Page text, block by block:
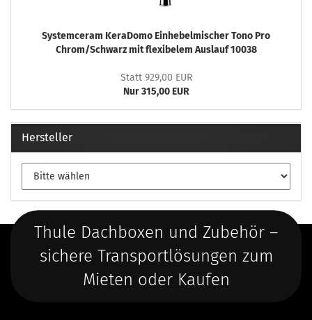
Systemceram KeraDomo Einhebelmischer Tono Pro
Chrom/Schwarz mit flexibelem Auslauf 10038
Statt 929,00 EUR
Nur 315,00 EUR
Hersteller
Thule Dachboxen und Zubehör –
sichere Transportlösungen zum
Mieten oder Kaufen